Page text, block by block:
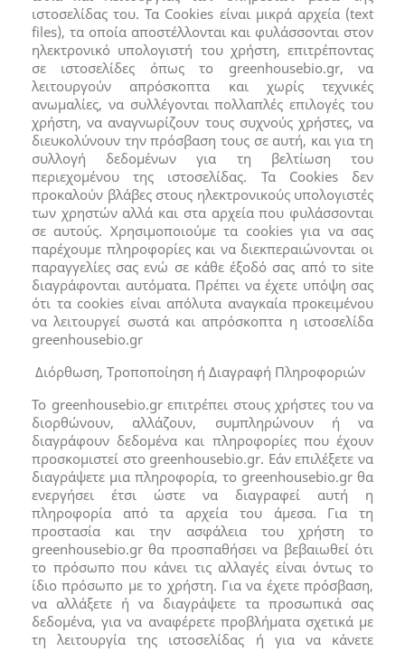
ιστοσελίδας του. Τα Cookies είναι μικρά αρχεία (text
files), τα οποία απoστέλλονται και φυλάσσονται στον
ηλεκτρονικό υπολογιστή του χρήστη, επιτρέποντας
σε ιστοσελίδες όπως το greenhousebio.gr, να
λειτουργούν απρόσκοπτα και χωρίς τεχνικές
ανωμαλίες, να συλλέγονται πολλαπλές επιλογές του
χρήστη, να αναγνωρίζουν τους συχνούς χρήστες, να
διευκολύνουν την πρόσβαση τους σε αυτή, και για τη
συλλογή δεδομένων για τη βελτίωση του
περιεχομένου της ιστοσελίδας. Τα Cookies δεν
προκαλούν βλάβες στους ηλεκτρονικούς υπολογιστές
των χρηστών αλλά και στα αρχεία που φυλάσσονται
σε αυτούς. Χρησιμοποιούμε τα cookies για να σας
παρέχουμε πληροφορίες και να διεκπεραιώνονται οι
παραγγελίες σας ενώ σε κάθε έξοδό σας από το site
διαγράφονται αυτόματα. Πρέπει να έχετε υπόψη σας
ότι τα cookies είναι απόλυτα αναγκαία προκειμένου
να λειτουργεί σωστά και απρόσκοπτα η ιστοσελίδα
greenhousebio.gr
Διόρθωση, Τροποποίηση ή Διαγραφή Πληροφοριών
Το greenhousebio.gr επιτρέπει στους χρήστες του να
διορθώνουν, αλλάζουν, συμπληρώνουν ή να
διαγράφουν δεδομένα και πληροφορίες που έχουν
προσκομιστεί στο greenhousebio.gr. Εάν επιλέξετε να
διαγράψετε μια πληροφορία, το greenhousebio.gr θα
ενεργήσει έτσι ώστε να διαγραφεί αυτή η
πληροφορία από τα αρχεία του άμεσα. Για τη
προστασία και την ασφάλεια του χρήστη το
greenhousebio.gr θα προσπαθήσει να βεβαιωθεί ότι
το πρόσωπο που κάνει τις αλλαγές είναι όντως το
ίδιο πρόσωπο με το χρήστη. Για να έχετε πρόσβαση,
να αλλάξετε ή να διαγράψετε τα προσωπικά σας
δεδομένα, για να αναφέρετε προβλήματα σχετικά με
τη λειτουργία της ιστοσελίδας ή για να κάνετε